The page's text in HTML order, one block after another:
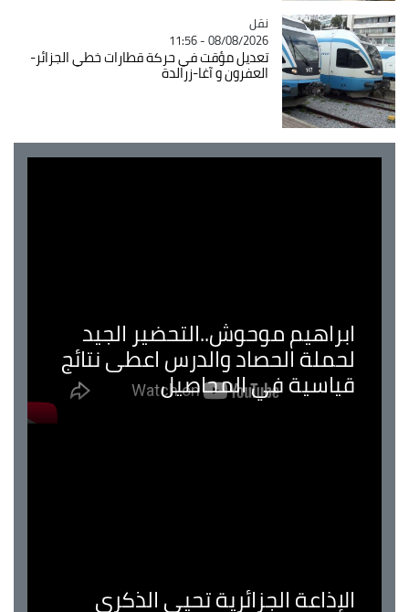
Catégorie
نقل
08/08/2026 - 11:56
تعديل مؤقت في حركة قطارات خطي الجزائر-
العفرون و آغا-زرالدة
ابراهيم موحوش..التحضير الجيد
لحملة الحصاد والدرس اعطى نتائج
قياسية في المحاصيل
الإذاعة الجزائرية تحيي الذكرى